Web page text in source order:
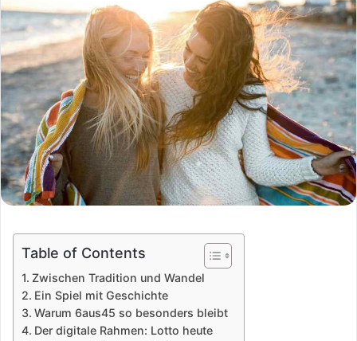
Table of Contents
Zwischen Tradition und Wandel
Ein Spiel mit Geschichte
Warum 6aus45 so besonders bleibt
Der digitale Rahmen: Lotto heute